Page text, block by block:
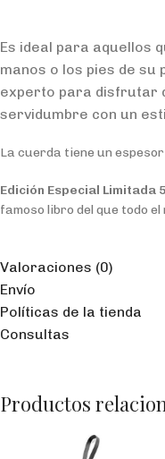
Es ideal para aquellos
manos o los pies de su
experto para disfrutar
servidumbre con un
La cuerda tiene un
Edición Especial Limitada
famoso libro del que todo el
Valoraciones (0)
Envío
Políticas de la tienda
Consultas
Productos